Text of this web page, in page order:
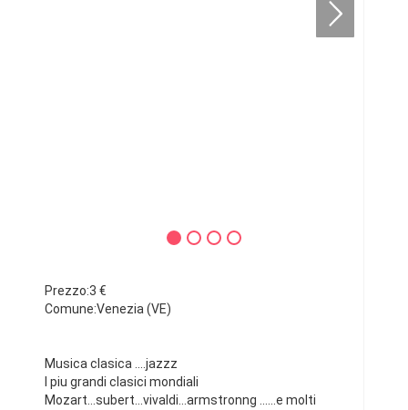
Prezzo:3 €
Comune:Venezia (VE)
Musica clasica ....jazzz
I piu grandi clasici mondiali
Mozart...subert...vivaldi...armstronng ......e molti